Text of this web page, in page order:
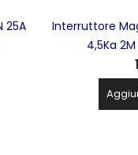
25A
Interruttore
4,5Ka 2M